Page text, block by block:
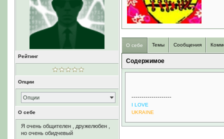
Рейтинг
Опции
Опции
О себе
Я очень общителен , дружелюбен ,
но очень обидчевый
О себе Темы Сообщения
Содержимое
--------------------
I LOVE
UKRAINE